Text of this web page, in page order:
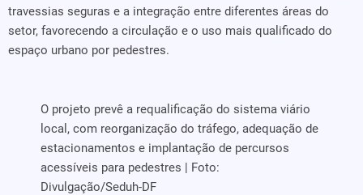
travessias seguras e a integração entre diferentes áreas do
setor, favorecendo a circulação e o uso mais qualificado do
espaço urbano por pedestres.
O projeto prevê a requalificação do sistema viário
local, com reorganização do tráfego, adequação de
estacionamentos e implantação de percursos
acessíveis para pedestres | Foto:
Divulgação/Seduh-DF